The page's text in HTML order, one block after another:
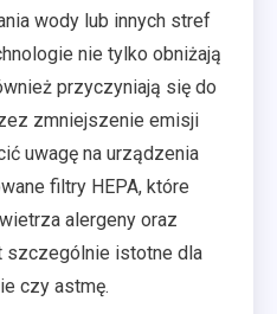
wody lub innych stref
nie tylko obniżają
przyczyniają się do
zmniejszenie emisji
uwagę na urządzenia
filtry HEPA, które
alergeny oraz
szczególnie istotne dla
czy astmę.